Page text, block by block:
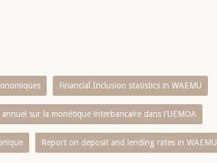
Financial Inclusion statistics in WAEMU
sur la monétique interbancaire dans l'UEMOA
Report on deposit and lending rates in WAEMU